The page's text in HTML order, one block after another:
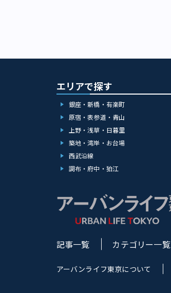
エリアで探す
銀座・新橋・有楽町
原宿・表参道・青山
上野・浅草・日暮里
築地・湾岸・お台場
西武沿線
調布・府中・狛江
記事一覧 カテゴリー一覧
アーバンライフ東京について